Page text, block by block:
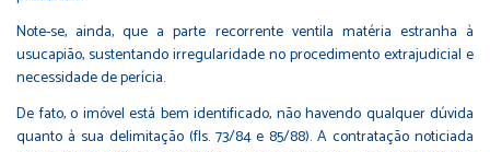
Note-se, ainda, que a parte recorrente ventila matéria estranha à
usucapião, sustentando irregularidade no procedimento extrajudicial e
necessidade de perícia.
De fato, o imóvel está bem identificado, não havendo qualquer dúvida
quanto à sua delimitação (fls. 73/84 e 85/88). A contratação noticiada